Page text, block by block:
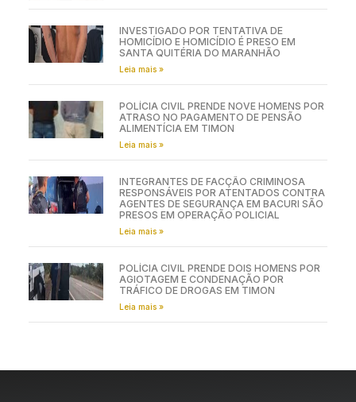
INVESTIGADO POR TENTATIVA DE
HOMICÍDIO E HOMICÍDIO É PRESO EM
SANTA QUITÉRIA DO MARANHÃO
Leia mais »
POLÍCIA CIVIL PRENDE NOVE HOMENS POR
ATRASO NO PAGAMENTO DE PENSÃO
ALIMENTÍCIA EM TIMON
Leia mais »
INTEGRANTES DE FACÇÃO CRIMINOSA
RESPONSÁVEIS POR ATENTADOS CONTRA
AGENTES DE SEGURANÇA EM BACURI SÃO
PRESOS EM OPERAÇÃO POLICIAL
Leia mais »
POLÍCIA CIVIL PRENDE DOIS HOMENS POR
AGIOTAGEM E CONDENAÇÃO POR
TRÁFICO DE DROGAS EM TIMON
Leia mais »